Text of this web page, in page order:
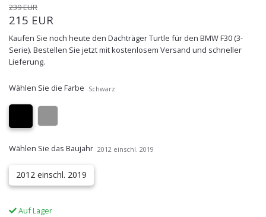
239 EUR
215 EUR
Kaufen Sie noch heute den Dachträger Turtle für den BMW F30 (3-
Serie). Bestellen Sie jetzt mit kostenlosem Versand und schneller
Lieferung.
Wählen Sie die Farbe Schwarz
Wählen Sie das Baujahr 2012 einschl. 2019
2012 einschl. 2019
Auf Lager